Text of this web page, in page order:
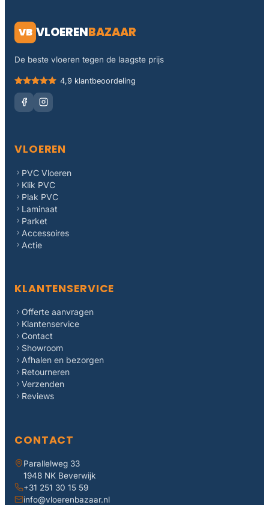
VB VLOERENBAZAAR
De beste vloeren tegen de laagste prijs
4,9 klantbeoordeling
VLOEREN
PVC Vloeren
Klik PVC
Plak PVC
Laminaat
Parket
Accessoires
Actie
KLANTENSERVICE
Offerte aanvragen
Klantenservice
Contact
Showroom
Afhalen en bezorgen
Retourneren
Verzenden
Reviews
CONTACT
Parallelweg 33
1948 NK Beverwijk
+31 251 30 15 59
info@vloerenbazaar.nl